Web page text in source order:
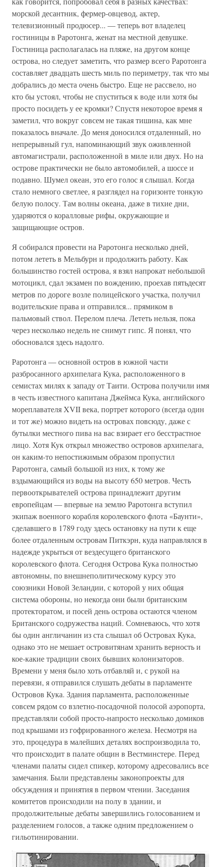
морской десантник, фермер-овцевод, актер,
телевизионный продюсер... — теперь вот владелец
гостиницы в Раротонга, женат на местной девушке.
Гостиница располагалась на пляже, на другом конце
острова, но следует заметить, что размер всего Раротонга
составляет двадцать шесть миль по периметру, так что мы
добрались до места очень быстро. Еще не рассвело, но
кто бы устоял, чтобы не спуститься к воде или хотя бы
просто посидеть у ее кромки? Спустя некоторое время я
заметил, что вокруг совсем не такая тишина, как мне
показалось вначале. До меня доносился отдаленный, но
непрерывный гул, напоминающий звук оживленной
автомагистрали, расположенной в миле или двух. Но на
острове практически не было автомобилей, а шоссе и
подавно. Шумел океан, это его голос я слышал. Когда
стало немного светлее, я разглядел на горизонте тонкую
белую полосу. Там волны океана, даже в тихие дни,
ударяются о коралловые рифы, окружающие и
защищающие остров.
Я собирался провести на Раротонга несколько дней,
потом лететь в Мельбурн и продолжить работу. Как
большинство гостей острова, я взял напрокат небольшой
мотоцикл, сдал экзамен по вождению, проехав пятьдесят
метров по дороге возле полицейского участка, получил
водительские права и отправился... прямиком в
пальмовый ствол. Перелом плеча. Лететь нельзя, пока
через несколько недель не снимут гипс. Я понял, что
обосновался здесь надолго.
Раротонга — основной остров в южной части
разбросанного архипелага Кука, расположенного в
семистах милях к западу от Таити. Острова получили имя
в честь известного капитана Джеймса Кука, английского
мореплавателя XVII века, портрет которого (всегда один
и тот же) можно видеть на островах повсюду, даже с
бутылки местного пива на вас взирает его бесстрастное
лицо. Хотя Кук открыл множество островов архипелага,
он каким-то непостижимым образом пропустил
Раротонга, самый большой из них, к тому же
вздымающийся из воды на высоту 650 метров. Честь
первооткрывателей острова принадлежит другим
европейцам — впервые на землю Раротонга вступил
экипаж военного корабля королевского флота «Баунти»,
сделавшего в 1789 году здесь остановку на пути к еще
более отдаленным островам Питкэрн, куда направлялся в
надежде укрыться от вездесущего британского
королевского флота. Сегодня Острова Кука полностью
автономны, по внешнеполитическому курсу это
союзники Новой Зеландии, с которой у них общая
система обороны, но некогда они были британским
протекторатом, и посей день острова остаются членом
Британского содружества наций. Сомневаюсь, что хотя
бы один англичанин из ста слышал об Островах Кука,
однако это не мешает островитянам хранить верность и
кое-какие традиции своих бывших колонизаторов.
Времени у меня было хоть отбавляй и, с рукой на
перевязи, я отправился слушать дебаты в парламенте
Островов Кука. Здания парламента, расположенные
совсем рядом со взлетно-посадочной полосой аэропорта,
представляли собой просто-напросто несколько домиков
под крышами из гофрированного железа. Несмотря на
это, процедура в малейших деталях воспроизводила то,
что происходит в палате общин в Вестминстере. Перед
членами палаты сидел спикер, которому адресовались все
замечания. Были представлены законопроекты для
обсуждения и принятия в первом чтении. Заседания
комитетов происходили на полу в здании, и
продолжительные дебаты завершились голосованием и
разделением голосов, а также одним предложением о
гильотинировании.